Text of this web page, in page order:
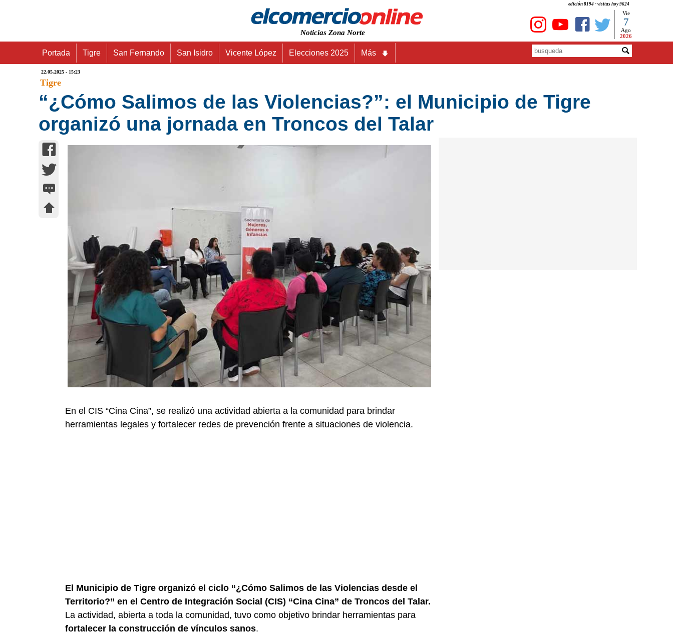
edición 8194 - visitas hoy 9624
Noticias Zona Norte
Vie
7
Ago
2026
Portada Tigre San Fernando San Isidro Vicente López Elecciones 2025 Más
22.05.2025 - 15:23
Tigre
“¿Cómo Salimos de las Violencias?”: el Municipio de Tigre
organizó una jornada en Troncos del Talar
En el CIS “Cina Cina”, se realizó una actividad abierta a la comunidad para brindar
herramientas legales y fortalecer redes de prevención frente a situaciones de violencia.
El Municipio de Tigre organizó el ciclo “¿Cómo Salimos de las Violencias desde el
Territorio?” en el Centro de Integración Social (CIS) “Cina Cina” de Troncos del Talar.
La actividad, abierta a toda la comunidad, tuvo como objetivo brindar herramientas para
fortalecer la construcción de vínculos sanos.